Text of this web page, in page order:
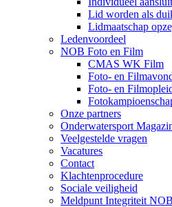
Lid worden als
Lidmaatschap
Ledenvoordeel
NOB Foto en Film
CMAS WK Film
Foto- en
Foto- en
Onze partners
Onderwatersport
Veelgestelde vragen
Vacatures
Contact
Klachtenprocedure
Sociale veiligheid
Meldpunt Integriteit NOB